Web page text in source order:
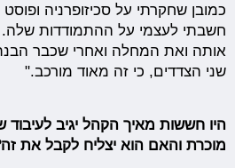
כמובן שחקרתי על סכיזופרניה
חשבתי לעצמי על ההתמודדות
אותה ואת המחלה ואחרי שכבר
שני הצדדים, כי זה מאוד מורכב."
היו חששות מאיך הקהל יגיב
מוכרת והאם הוא יצליח לקבל את